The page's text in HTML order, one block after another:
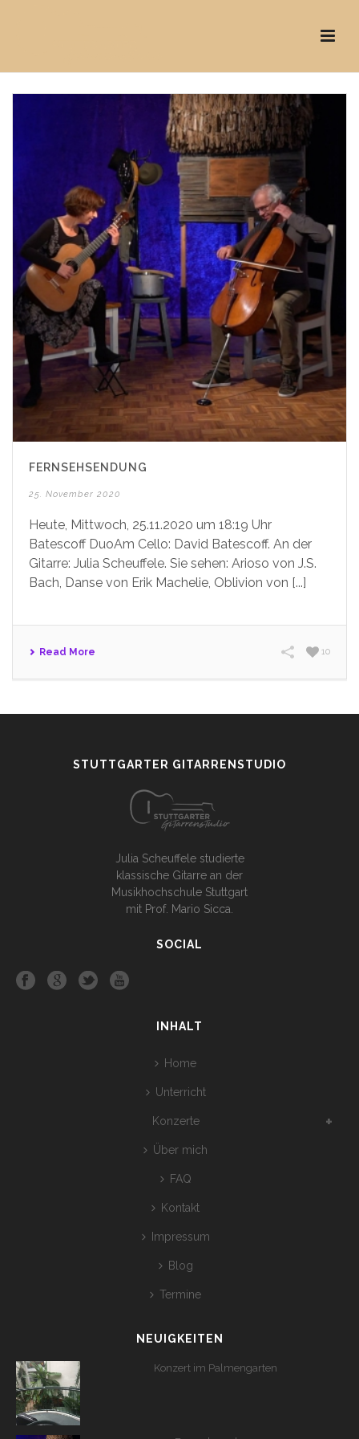
FERNSEHSENDUNG
25. November 2020
Heute, Mittwoch, 25.11.2020 um 18:19 Uhr
Batescoff DuoAm Cello: David Batescoff. An der
Gitarre: Julia Scheuffele. Sie sehen: Arioso von J.S.
Bach, Danse von Erik Machelie, Oblivion von [...]
Read More 10
STUTTGARTER GITARRENSTUDIO
Julia Scheuffele studierte
klassische Gitarre an der
Musikhochschule Stuttgart
mit Prof. Mario Sicca.
SOCIAL
INHALT
Home
Unterricht
Konzerte
Über mich
FAQ
Kontakt
Impressum
Blog
Termine
NEUIGKEITEN
Konzert im Palmengarten